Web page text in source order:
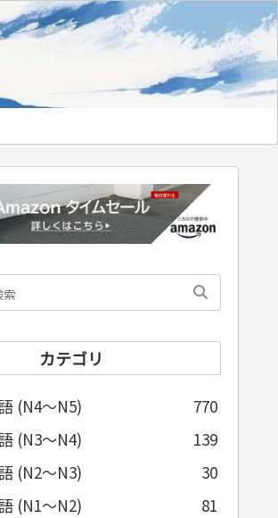
カテゴリ
(N4～N5)
770
(N3～N4)
139
(N2～N3)
30
(N1～N2)
81